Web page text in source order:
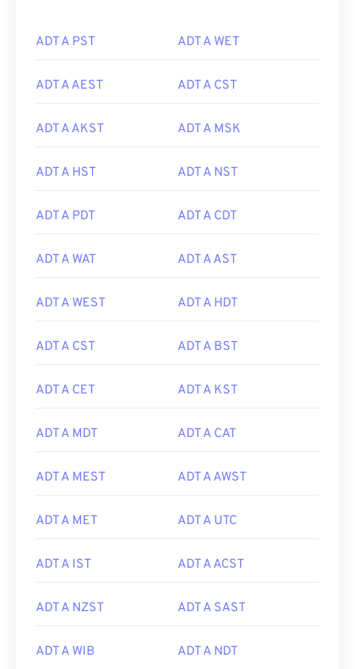
ADT A PST ADT A WET
ADT A AEST ADT A CST
ADT A AKST ADT A MSK
ADT A HST ADT A NST
ADT A PDT ADT A CDT
ADT A WAT ADT A AST
ADT A WEST ADT A HDT
ADT A CST ADT A BST
ADT A CET ADT A KST
ADT A MDT ADT A CAT
ADT A MEST ADT A AWST
ADT A MET ADT A UTC
ADT A IST ADT A ACST
ADT A NZST ADT A SAST
ADT A WIB ADT A NDT